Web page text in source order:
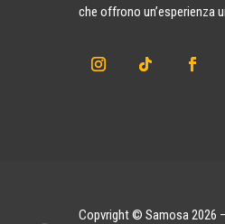
che offrono un’esperienza
Copvright © Samosa 2026